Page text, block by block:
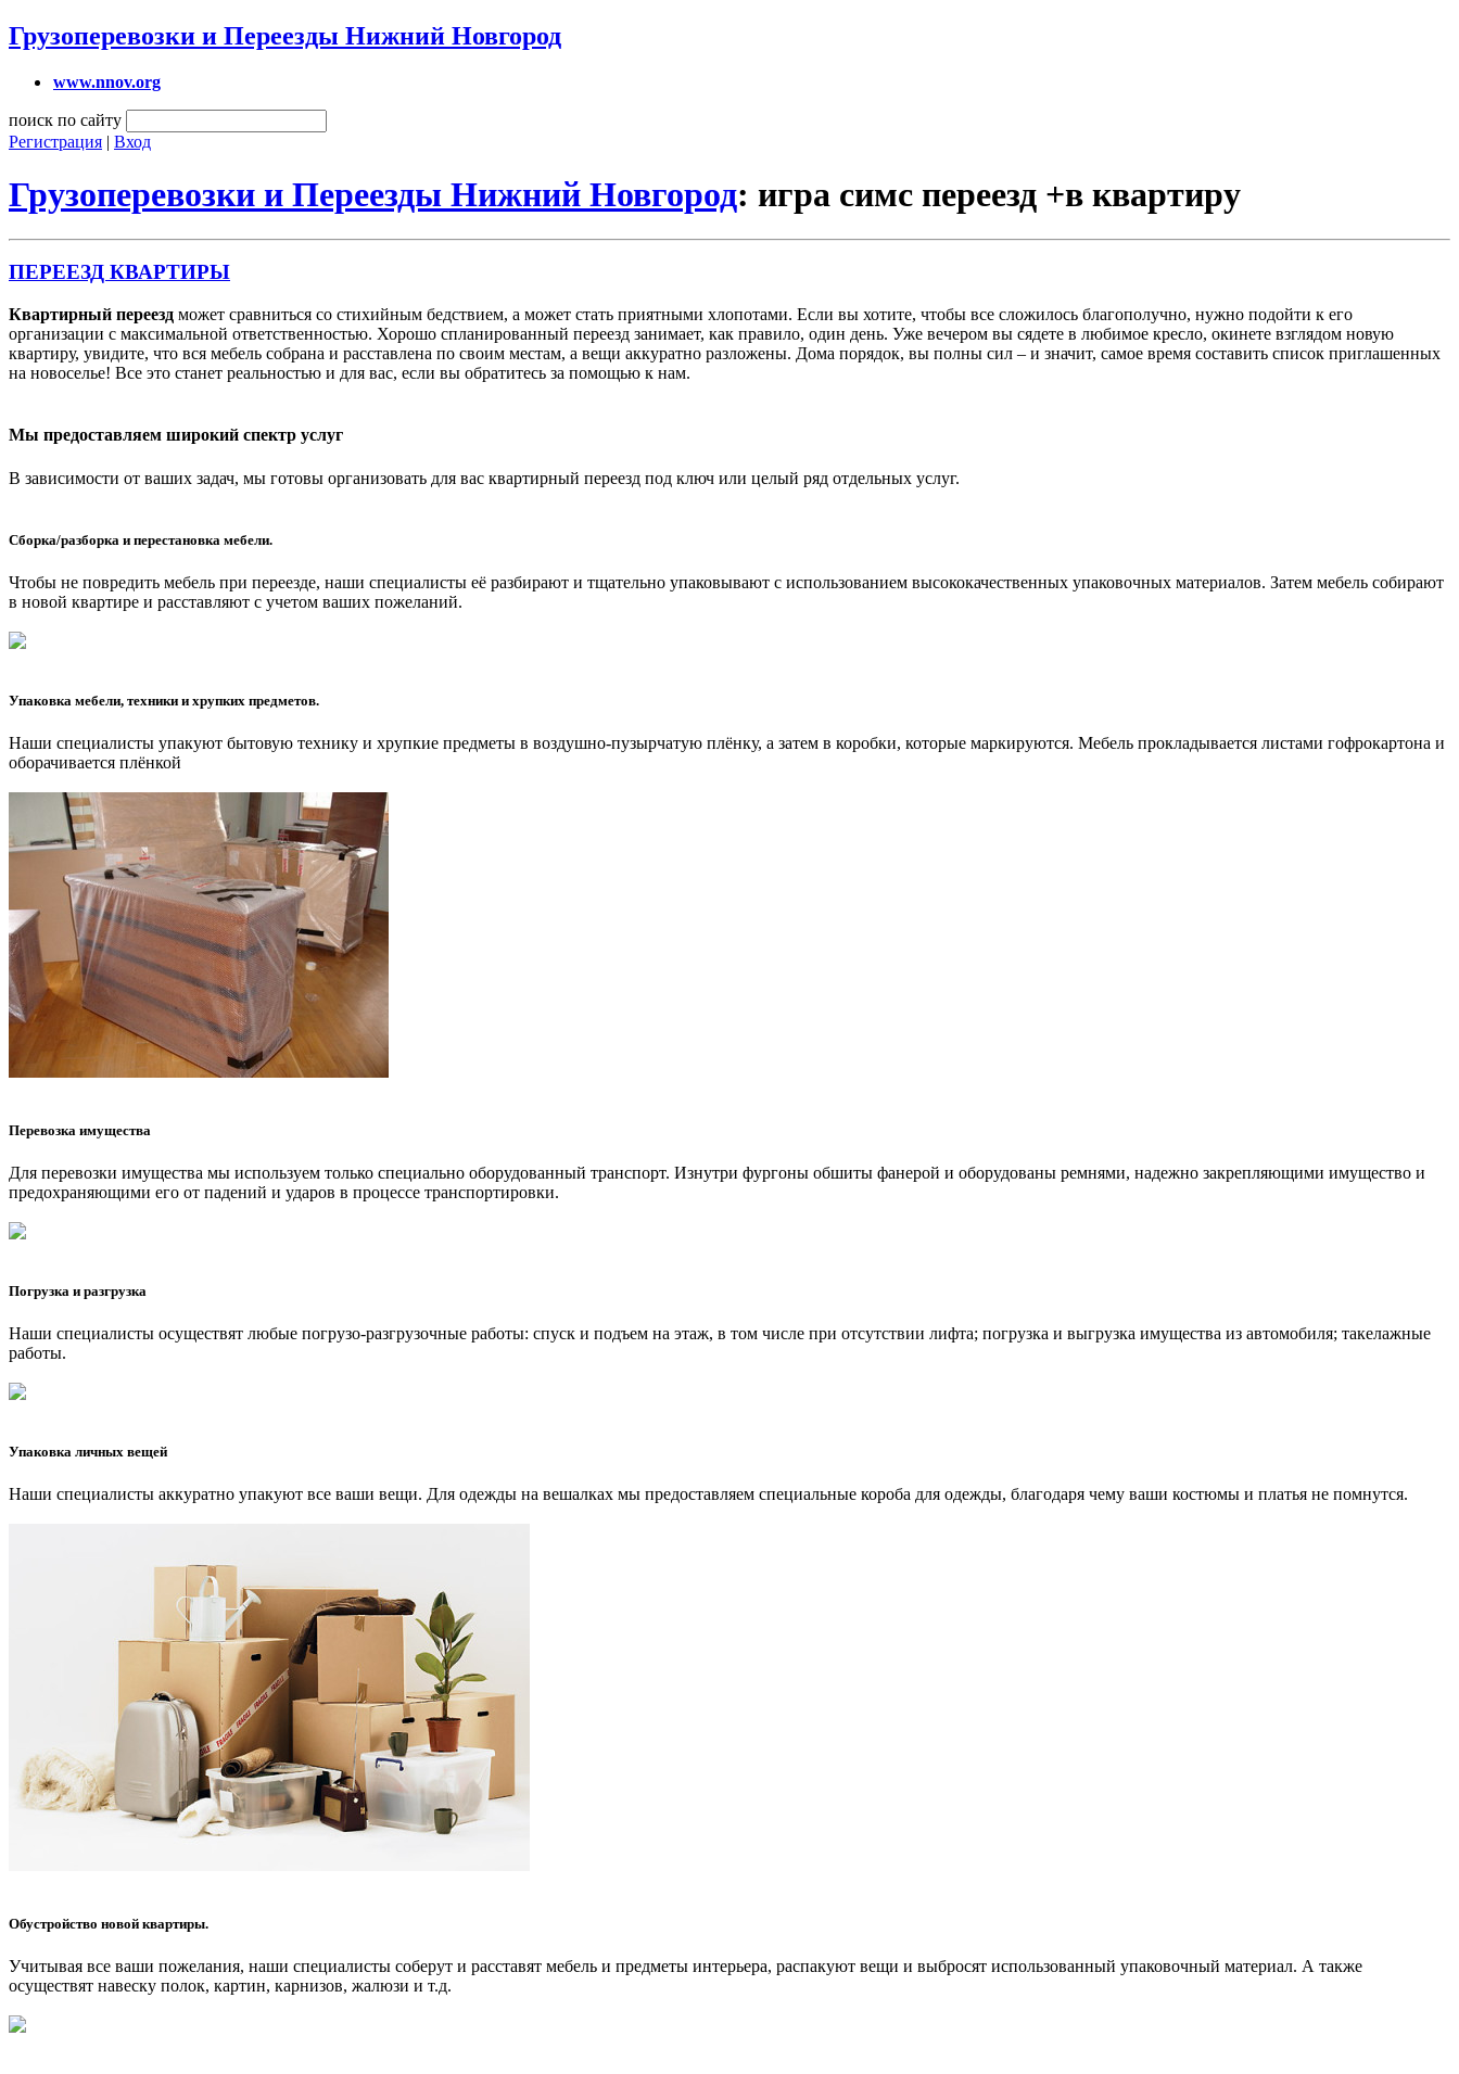
Грузоперевозки и Переезды Нижний Новгород
www.nnov.org
поиск по сайту
Регистрация | Вход
Грузоперевозки и Переезды Нижний Новгород: игра симс переезд +в квартиру
ПЕРЕЕЗД КВАРТИРЫ
Квартирный переезд может сравниться со стихийным бедствием, а может стать приятными хлопотами. Если вы хотите, чтобы все сложилось благополучно, нужно подойти к его
организации с максимальной ответственностью. Хорошо спланированный переезд занимает, как правило, один день. Уже вечером вы сядете в любимое кресло, окинете взглядом новую
квартиру, увидите, что вся мебель собрана и расставлена по своим местам, а вещи аккуратно разложены. Дома порядок, вы полны сил – и значит, самое время составить список приглашенных
на новоселье! Все это станет реальностью и для вас, если вы обратитесь за помощью к нам.
Мы предоставляем широкий спектр услуг
В зависимости от ваших задач, мы готовы организовать для вас квартирный переезд под ключ или целый ряд отдельных услуг.
Сборка/разборка и перестановка мебели.
Чтобы не повредить мебель при переезде, наши специалисты её разбирают и тщательно упаковывают с использованием высококачественных упаковочных материалов. Затем мебель собирают
в новой квартире и расставляют с учетом ваших пожеланий.
Упаковка мебели, техники и хрупких предметов.
Наши специалисты упакуют бытовую технику и хрупкие предметы в воздушно-пузырчатую плёнку, а затем в коробки, которые маркируются. Мебель прокладывается листами гофрокартона и
оборачивается плёнкой
Перевозка имущества
Для перевозки имущества мы используем только специально оборудованный транспорт. Изнутри фургоны обшиты фанерой и оборудованы ремнями, надежно закрепляющими имущество и
предохраняющими его от падений и ударов в процессе транспортировки.
Погрузка и разгрузка
Наши специалисты осуществят любые погрузо-разгрузочные работы: спуск и подъем на этаж, в том числе при отсутствии лифта; погрузка и выгрузка имущества из автомобиля; такелажные
работы.
Упаковка личных вещей
Наши специалисты аккуратно упакуют все ваши вещи. Для одежды на вешалках мы предоставляем специальные короба для одежды, благодаря чему ваши костюмы и платья не помнутся.
Обустройство новой квартиры.
Учитывая все ваши пожелания, наши специалисты соберут и расставят мебель и предметы интерьера, распакуют вещи и выбросят использованный упаковочный материал. А также
осуществят навеску полок, картин, карнизов, жалюзи и т.д.